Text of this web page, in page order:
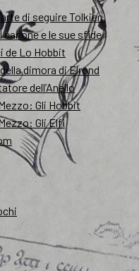
di seguire Tolkien
e le sue sfide
de Lo Hobbit
dimora di Elrond
dell’Anello
Gli Hobbit
Gli Elfi